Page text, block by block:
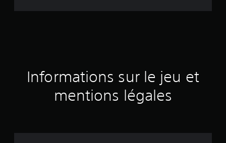
d
a
Informations sur le jeu et
mentions légales